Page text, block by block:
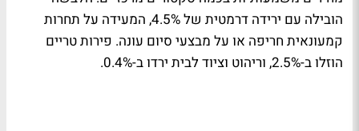
הובילה עם ירידה דרמטית של 4.5%, המעידה על תחרות
קמעונאית חריפה או על מבצעי סיום עונה. פירות טריים
הוזלו ב-2.5%, וריהוט וציוד לבית ירדו ב-0.4%.